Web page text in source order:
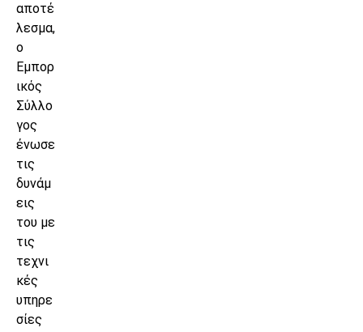
αποτέ
λεσμα,
ο
Εμπορ
ικός
Σύλλο
γος
ένωσε
τις
δυνάμ
εις
του με
τις
τεχνι
κές
υπηρε
σίες